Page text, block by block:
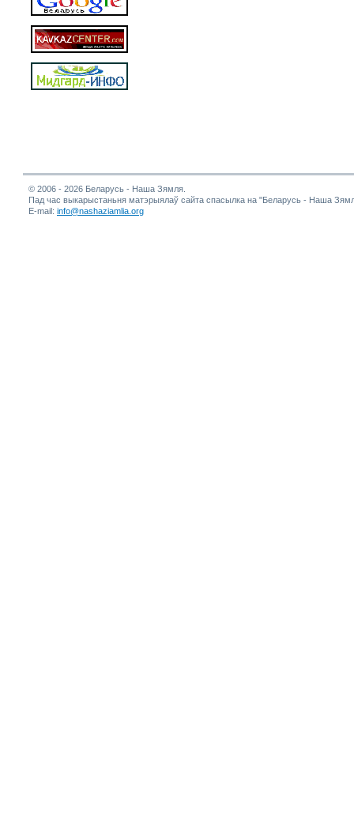
© 2006 - 2026 Беларусь - Наша Зямля.
Пад час выкарыстаньня матэрыялаў сайта спасылка на "Беларусь - Наша
E-mail: info@nashaziamlia.org